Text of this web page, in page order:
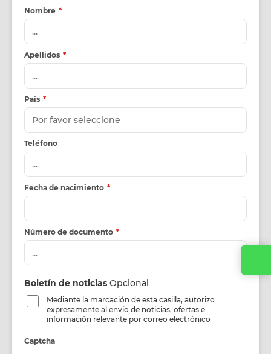
Nombre *
Apellidos *
País *
Teléfono
Fecha de nacimiento *
Número de documento *
Boletín de noticias Opcional
Mediante la marcación de esta casilla, autorizo
expresamente al envío de noticias, ofertas e
información relevante por correo electrónico
Captcha